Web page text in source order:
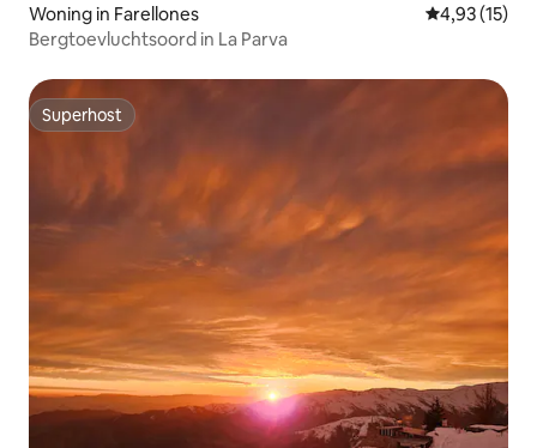
Woning in Farellones Gemiddelde
4,93 (15)
Bergtoevluchtsoord in La Parva
Superhost
Superhost